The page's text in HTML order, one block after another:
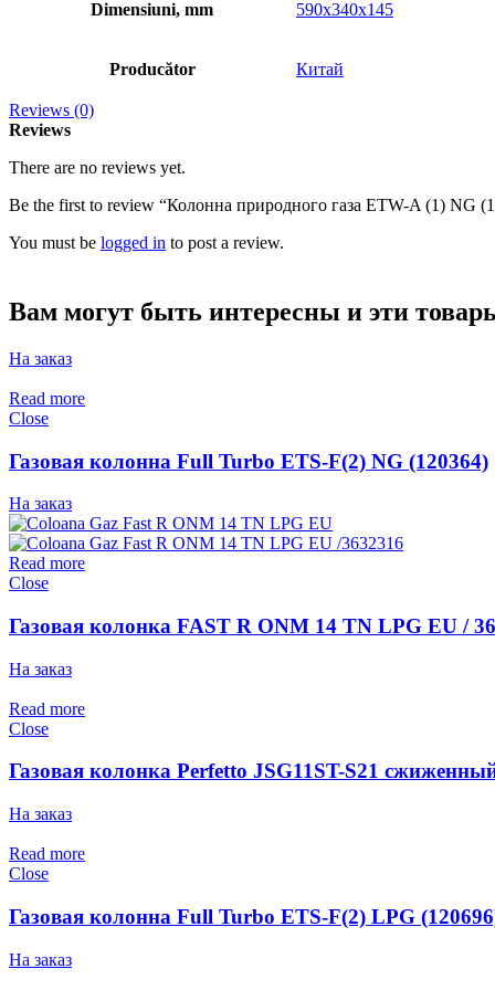
Dimensiuni, mm 590x340x145
Producător Китай
Reviews (0)
Reviews
There are no reviews yet.
Be the first to review “Колонна природного газа ETW-A (1) NG
You must be logged in to post a review.
Вам могут быть интересны и эти
На заказ
Read more
Close
Газовая колонна Full Turbo ETS-F(2) NG (120364)
На заказ
Read more
Close
Газовая колонка FAST R ONM 14 TN LPG EU /
На заказ
Read more
Close
Газовая колонка Perfetto JSG11ST-S21
На заказ
Read more
Close
Газовая колонна Full Turbo ETS-F(2) LPG
На заказ